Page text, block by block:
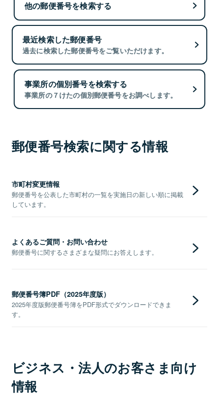
他の郵便番号を検索する
最近検索した郵便番号
過去に検索した郵便番号をご覧いただけます。
事業所の個別番号を検索する
事業所の７けたの個別郵便番号をお調べします。
郵便番号検索に関する情報
市町村変更情報
郵便番号を公表した市町村の一覧を実施日の新しい順に掲載
しています。
よくあるご質問・お問い合わせ
郵便番号に関するさまざまな疑問にお答えします。
郵便番号簿PDF（2025年度版）
2025年度版郵便番号簿をPDF形式でダウンロードできま
す。
ビジネス・法人のお客さま向け
情報